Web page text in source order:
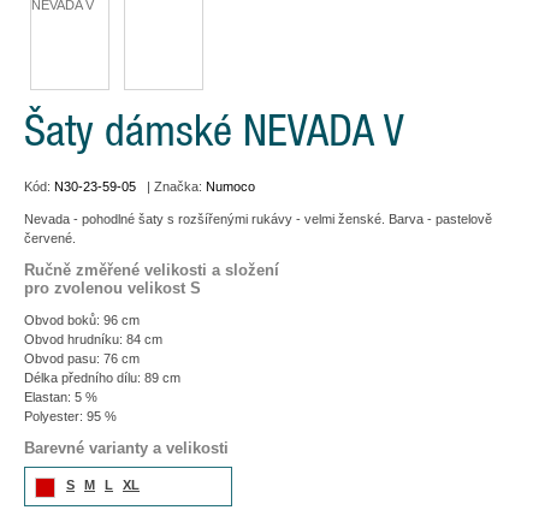
Šaty dámské NEVADA V
Kód: N30-23-59-05 | Značka: Numoco
Nevada - pohodlné šaty s rozšířenými rukávy - velmi ženské. Barva - pastelově
červené.
Ručně změřené velikosti a složení
pro zvolenou velikost S
Obvod boků: 96 cm
Obvod hrudníku: 84 cm
Obvod pasu: 76 cm
Délka předního dílu: 89 cm
Elastan: 5 %
Polyester: 95 %
Barevné varianty a velikosti
S M L XL